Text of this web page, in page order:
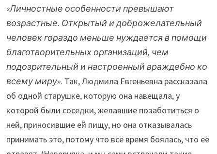
«Личностные особенности превышают
возрастные. Открытый и доброжелательный
человек гораздо меньше нуждается в помощи
благотворительных организаций, чем
подозрительный и настроенный враждебно ко
всему миру». Так, Людмила Евгеньевна рассказала
об одной старушке, которую она навещала, у
которой были соседки, желавшие позаботиться о
ней, приносившие ей пищу, но она отказывалась
принимать это, потому что всё время боялась, что её